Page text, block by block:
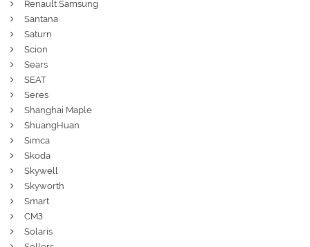
Renault Samsung
Santana
Saturn
Scion
Sears
SEAT
Seres
Shanghai Maple
ShuangHuan
Simca
Skoda
Skywell
Skyworth
Smart
СМЗ
Solaris